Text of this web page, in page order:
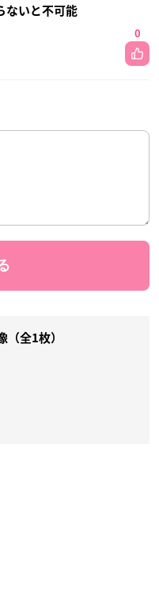
ないと不可能
0
（全1枚）